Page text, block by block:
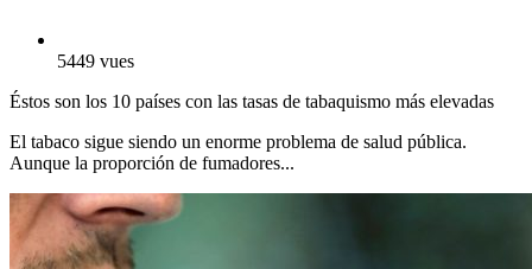
5449 vues
Éstos son los 10 países con las tasas de tabaquismo más elevadas
El tabaco sigue siendo un enorme problema de salud pública.
Aunque la proporción de fumadores...